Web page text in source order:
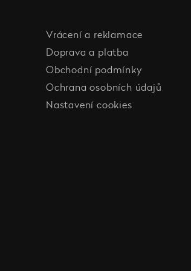
Vrácení a reklamace
Doprava a platba
Obchodní podmínky
Ochrana osobních údajů
Nastavení cookies